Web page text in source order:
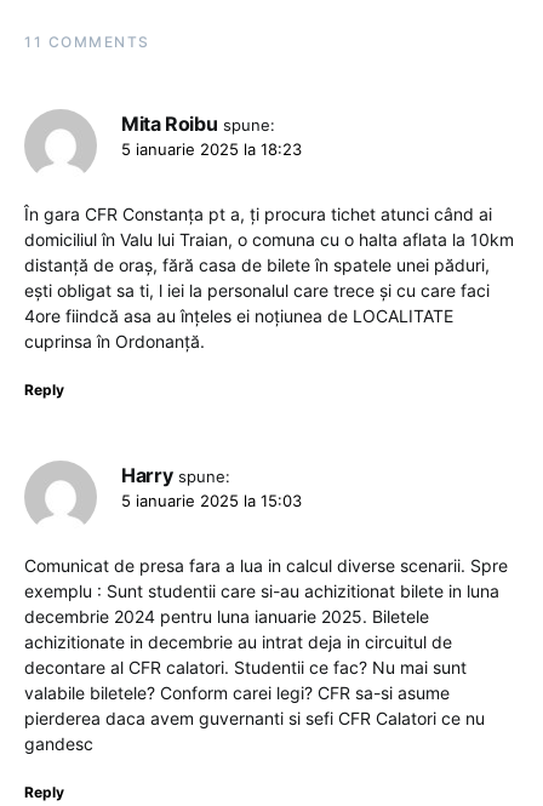
11 COMMENTS
Mita Roibu spune:
5 ianuarie 2025 la 18:23
În gara CFR Constanța pt a, ți procura tichet atunci când ai
domiciliul în Valu lui Traian, o comuna cu o halta aflata la 10km
distanță de oraș, fără casa de bilete în spatele unei păduri,
ești obligat sa ti, l iei la personalul care trece și cu care faci
4ore fiindcă asa au înțeles ei noțiunea de LOCALITATE
cuprinsa în Ordonanță.
Reply
Harry spune:
5 ianuarie 2025 la 15:03
Comunicat de presa fara a lua in calcul diverse scenarii. Spre
exemplu : Sunt studentii care si-au achizitionat bilete in luna
decembrie 2024 pentru luna ianuarie 2025. Biletele
achizitionate in decembrie au intrat deja in circuitul de
decontare al CFR calatori. Studentii ce fac? Nu mai sunt
valabile biletele? Conform carei legi? CFR sa-si asume
pierderea daca avem guvernanti si sefi CFR Calatori ce nu
gandesc
Reply